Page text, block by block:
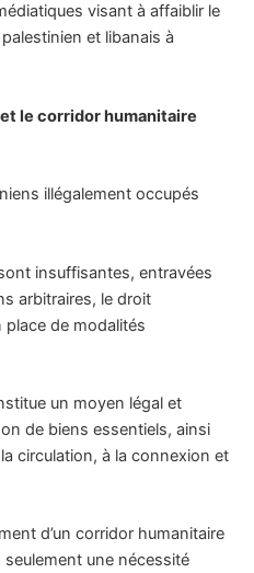
visant à affaiblir le
et libanais à
le corridor humanitaire
illégalement occupés
insuffisantes, entravées
arbitraires, le droit
place de modalités
un moyen légal et
de biens essentiels, ainsi
circulation, à la connexion et
d’un corridor humanitaire
seulement une nécessité